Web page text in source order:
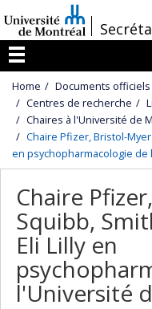
au
contenu
/
Menu
Home Documents officiels
Centres de recherche
Chaires à l'Université de
Chaire Pfizer, Bristol-
en psychopharmacologie
Chaire
Squibb,
Eli Lilly en
l'Université